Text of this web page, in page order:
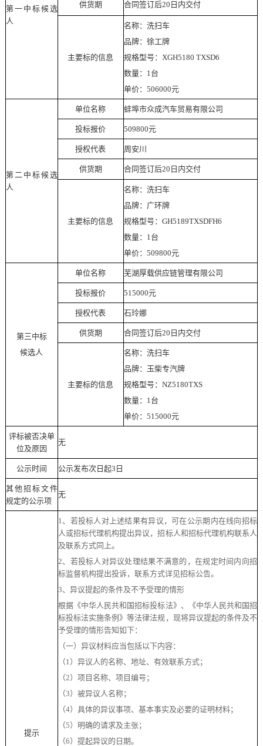
第一中标候选
人
供货期 合同签订后20日内交付
主要标的信息
名称：洗扫车
品牌：徐工牌
规格型号： XGH5180 TXSD6
数量： 1台
单价： 506000元
第二中标候选
人
单位名称 蚌埠市众成汽车贸易有限公司
投标报价 509800元
授权代表 周安川
供货期 合同签订后20日内交付
主要标的信息
名称：洗扫车
品牌：广环牌
规格型号： GH5189TXSDFH6
数量： 1台
单价： 509800元
第三中标
候选人
单位名称 芜湖厚载供应链管理有限公司
投标报价 515000元
授权代表 石玲娜
供货期 合同签订后20日内交付
主要标的信息
名称：洗扫车
品牌：玉柴专汽牌
规格型号： NZ5180TXS
数量： 1台
单价： 515000元
评标被否决单
位及原因
无
公示时间 公示发布次日起3日
其他招标文件
规定的公示项
无
提示
1、若投标人对上述结果有异议，可在公示期内在线向招标
人或招标代理机构提出异议，招标人和招标代理机构联系人
及联系方式同上。
2、若投标人对异议处理结果不满意的，在规定时间内向招
标监督机构提出投诉， 联系方式详见招标公告。
3、异议提起的条件及不予受理的情形
根据《中华人民共和国招标投标法》、《中华人民共和国招
标投标法实施条例》等法律法规，现将异议提起的条件及不
予受理的情形告知如下：
（一）异议材料应当包括以下内容：
（1）异议人的名称、地址、有效联系方式；
（2）项目名称、项目编号；
（3）被异议人名称；
（4）具体的异议事项、基本事实及必要的证明材料；
（5）明确的请求及主张；
（6）提起异议的日期。